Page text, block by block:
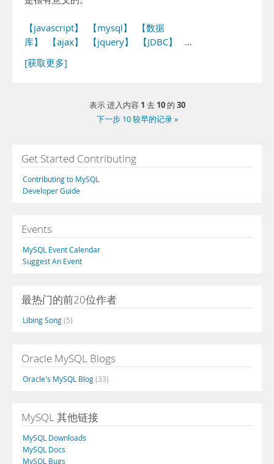
【javascript】 【mysql】
【数据
库】
【ajax】 【jquery】 【JDBC】
…
[获取更多]
表示 进入内容 1 去 10的 30
下一步 10 较早的记录 »
Get Started Contributing
Contributing to MySQL
Developer Guide
Events
MySQL Event Calendar
Suggest An Event
最热门的前20位作者
Libing Song(5)
Oracle MySQL Blogs
Oracle's MySQL Blog(33)
MySQL 其他链接
MySQL Downloads
MySQL Docs
MySQL Bugs